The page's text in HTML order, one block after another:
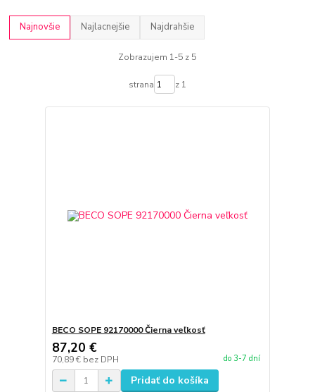
Najnovšie Najlacnejšie Najdrahšie
Zobrazujem 1-5 z 5
strana z 1
BECO SOPE 92170000 Čierna veľkosť
87,20 €
70,89 € bez DPH do 3-7 dní
Pridať do košíka